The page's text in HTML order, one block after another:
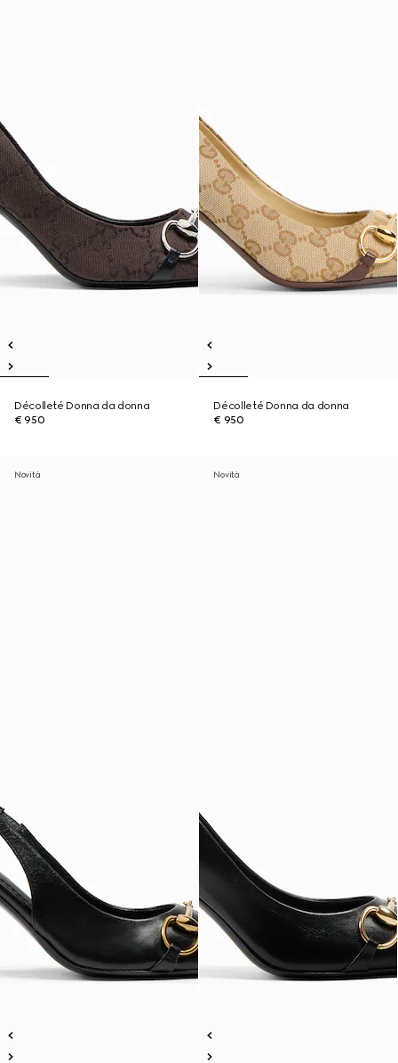
Décolleté Donna da donna
€ 950
Décolleté Donna da donna
€ 950
Novità Novità